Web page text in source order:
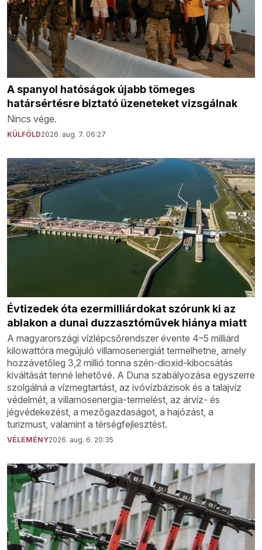
A spanyol hatóságok újabb tömeges
határsértésre biztató üzeneteket vizsgálnak
Nincs vége.
KÜLFÖLD2026. aug. 7. 06:27
Évtizedek óta ezermilliárdokat szórunk ki az
ablakon a dunai duzzasztóművek hiánya miatt
A magyarországi vízlépcsőrendszer évente 4–5 milliárd
kilowattóra megújuló villamosenergiát termelhetne, amely
hozzávetőleg 3,2 millió tonna szén-dioxid-kibocsátás
kiváltását tenné lehetővé. A Duna szabályozása egyszerre
szolgálná a vízmegtartást, az ivóvízbázisok és a talajvíz
védelmét, a villamosenergia-termelést, az árvíz- és
jégvédekezést, a mezőgazdaságot, a hajózást, a
turizmust, valamint a térségfejlesztést.
VÉLEMÉNY2026. aug. 6. 20:35